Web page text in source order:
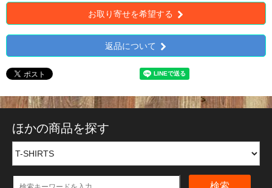
お取り寄せを希望する
返品について
ほかの商品を探す
検索